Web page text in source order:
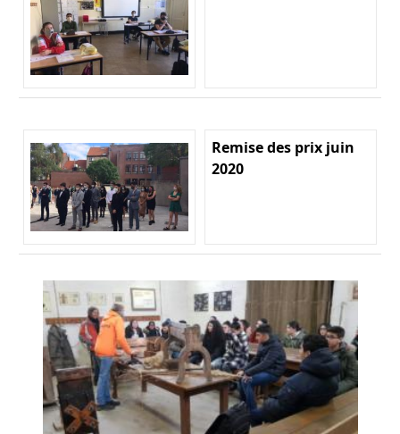
Remise des prix juin
2020